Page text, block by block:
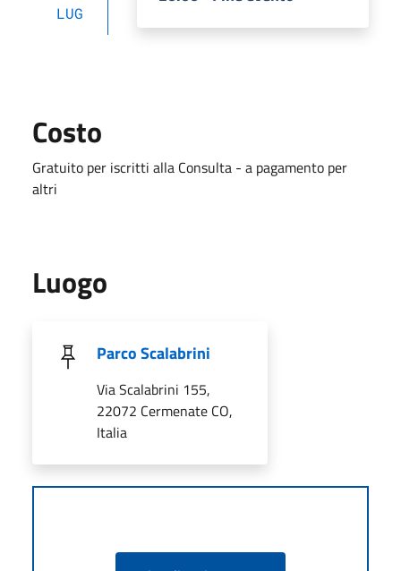
LUG
Costo
Gratuito per iscritti alla Consulta - a pagamento per
altri
Luogo
Parco Scalabrini
Via Scalabrini 155,
22072 Cermenate CO,
Italia